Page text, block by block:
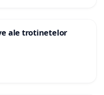
ale trotinetelor